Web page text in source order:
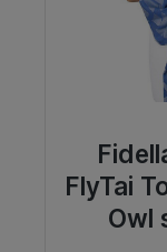
FlyTai
Owl